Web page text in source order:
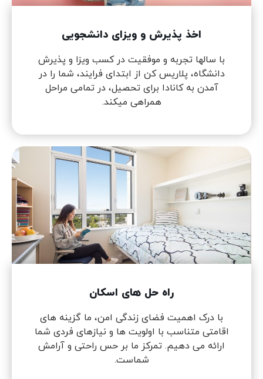
اخذ پذیرش و ویزای دانشجویی
با سالها تجربه و موفقیت در کسب ویزا و پذیرش
دانشگاه، پلاریس کن از ابتدای فرایند، شما را در
آمدن به کانادا برای تحصیل، در تمامی مراحل
همراهی میکند.
راه حل های اسکان
با درک اهمیت فضای زندگی امن، ما گزینه های
اقامتی متناسب با اولویت ها و نیازهای فردی شما
ارائه می دهیم. تمرکز ما بر حس راحتی و آرامش
شماست.